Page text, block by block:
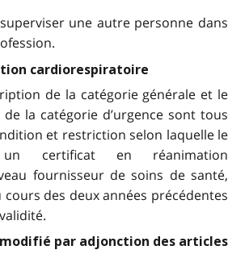
une autre personne dans
cardiorespiratoire
de la catégorie générale et le
la catégorie d’urgence sont tous
et restriction selon laquelle le
certificat en réanimation
fournisseur de soins de santé,
des deux années précédentes
par adjonction des articles